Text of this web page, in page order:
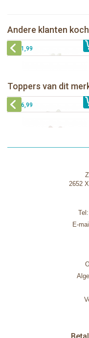
Andere klanten
€ 11,99
Bunnies By The Bay rammelaar
€ 11,99
Toppers van dit
€ 16,99
Bunnies By The Bay
met speenhouder Konijn roze
€ 16,99
2652
Tel:
E-